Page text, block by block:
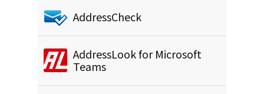
AddressCheck
AddressLook for Microsoft
Teams